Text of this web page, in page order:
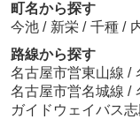
町名から探す
今池 / 新栄 / 千種 /
路線から探す
名古屋市営東山線 /
名古屋市営名城線 /
ガイドウェイバス